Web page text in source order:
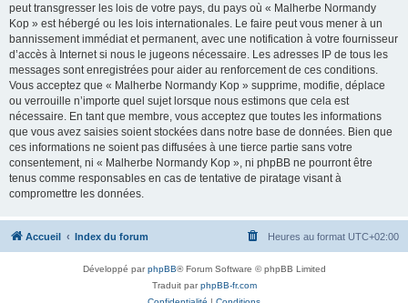
peut transgresser les lois de votre pays, du pays où « Malherbe Normandy
Kop » est hébergé ou les lois internationales. Le faire peut vous mener à un
bannissement immédiat et permanent, avec une notification à votre fournisseur
d’accès à Internet si nous le jugeons nécessaire. Les adresses IP de tous les
messages sont enregistrées pour aider au renforcement de ces conditions.
Vous acceptez que « Malherbe Normandy Kop » supprime, modifie, déplace
ou verrouille n’importe quel sujet lorsque nous estimons que cela est
nécessaire. En tant que membre, vous acceptez que toutes les informations
que vous avez saisies soient stockées dans notre base de données. Bien que
ces informations ne soient pas diffusées à une tierce partie sans votre
consentement, ni « Malherbe Normandy Kop », ni phpBB ne pourront être
tenus comme responsables en cas de tentative de piratage visant à
compromettre les données.
Accueil Index du forum Heures au format UTC+02:00
Développé parphpBB® Forum Software © phpBB Limited
Traduit parphpBB-fr.com